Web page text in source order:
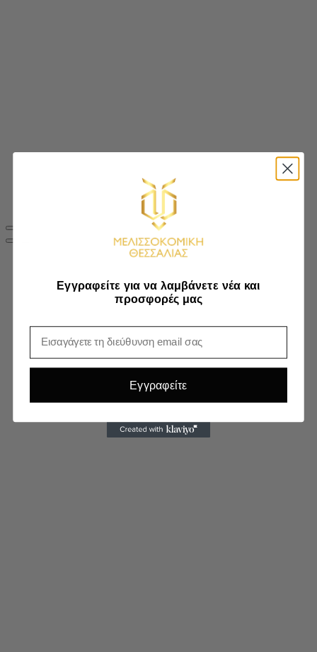
Εγγραφείτε για να λαμβάνετε νέα και
προσφορές μας
Εγγραφείτε